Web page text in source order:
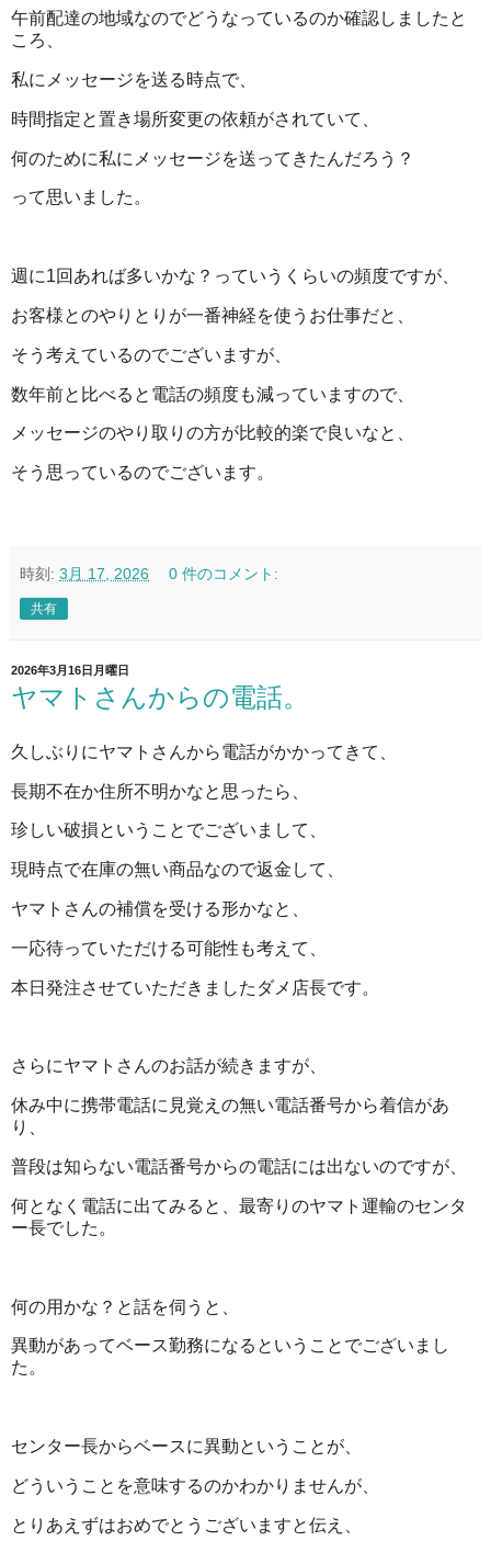
午前配達の地域なのでどうなっているのか確認しましたと
ころ、
私にメッセージを送る時点で、
時間指定と置き場所変更の依頼がされていて、
何のために私にメッセージを送ってきたんだろう？
って思いました。
週に1回あれば多いかな？っていうくらいの頻度ですが、
お客様とのやりとりが一番神経を使うお仕事だと、
そう考えているのでございますが、
数年前と比べると電話の頻度も減っていますので、
メッセージのやり取りの方が比較的楽で良いなと、
そう思っているのでございます。
時刻: 3月 17, 2026 0 件のコメント:
共有
2026年3月16日月曜日
ヤマトさんからの電話。
久しぶりにヤマトさんから電話がかかってきて、
長期不在か住所不明かなと思ったら、
珍しい破損ということでございまして、
現時点で在庫の無い商品なので返金して、
ヤマトさんの補償を受ける形かなと、
一応待っていただける可能性も考えて、
本日発注させていただきましたダメ店長です。
さらにヤマトさんのお話が続きますが、
休み中に携帯電話に見覚えの無い電話番号から着信があ
り、
普段は知らない電話番号からの電話には出ないのですが、
何となく電話に出てみると、最寄りのヤマト運輸のセンタ
ー長でした。
何の用かな？と話を伺うと、
異動があってベース勤務になるということでございまし
た。
センター長からベースに異動ということが、
どういうことを意味するのかわかりませんが、
とりあえずはおめでとうございますと伝え、